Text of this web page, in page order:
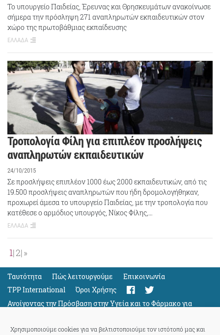
Χρησιμοποιούμε cookies για να βελτιστοποιούμε τον ιστότοπό μας και
Το υπουργείο Παιδείας, Έρευνας και Θρησκευμάτων ανακοίνωσε
σήμερα την πρόσληψη 271 αναπληρωτών εκπαιδευτικών στον
χώρο της πρωτοβάθμιας εκπαίδευσης
ΕΛΛΑΔΑ
Τροπολογία Φίλη για επιπλέον προσλήψεις
αναπληρωτών εκπαιδευτικών
24/10/2015
Σε προσλήψεις επιπλέον 1000 έως 2000 εκπαιδευτικών, από τις
19.500 προσλήψεις αναπληρωτών που ήδη δρομολογήθηκαν,
προχωρεί άμεσα το υπουργείο Παιδείας, με την τροπολογία που
κατέθεσε ο αρμόδιος υπουργός, Νίκος Φίλης,…
ΕΛΛΑΔΑ
1 2 »
Ταυτότητα Πώς λειτουργούμε
Eπικοινωνία
TPP International
Όροι Χρήσης
Ανοίγοντας την Πρόσβαση στην Υγεία και το Φάρμακο για
Όλους
Support